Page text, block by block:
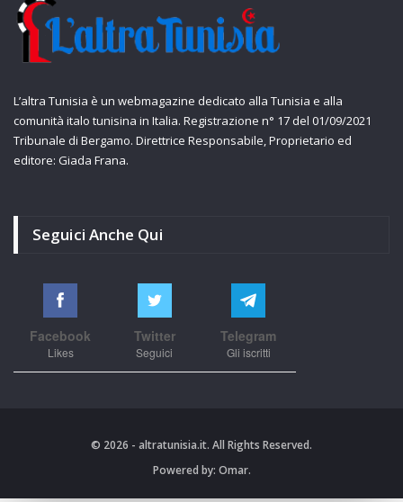
L’altra Tunisia è un webmagazine dedicato alla Tunisia e alla
comunità italo tunisina in Italia. Registrazione n° 17 del 01/09/2021
Tribunale di Bergamo. Direttrice Responsabile, Proprietario ed
editore: Giada Frana.
Seguici Anche Qui
Facebook
Likes
Twitter
Seguici
Telegram
Gli iscritti
© 2026 - altratunisia.it. All Rights Reserved.
Powered by: Omar.